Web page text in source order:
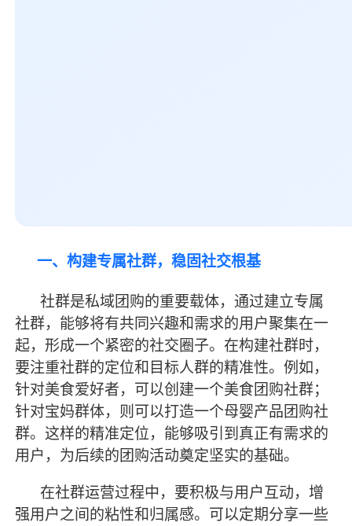
一、构建专属社群，稳固社交根基
社群是私域团购的重要载体，通过建立专属
社群，能够将有共同兴趣和需求的用户聚集在一
起，形成一个紧密的社交圈子。在构建社群时，
要注重社群的定位和目标人群的精准性。例如，
针对美食爱好者，可以创建一个美食团购社群；
针对宝妈群体，则可以打造一个母婴产品团购社
群。这样的精准定位，能够吸引到真正有需求的
用户，为后续的团购活动奠定坚实的基础。
在社群运营过程中，要积极与用户互动，增
强用户之间的粘性和归属感。可以定期分享一些